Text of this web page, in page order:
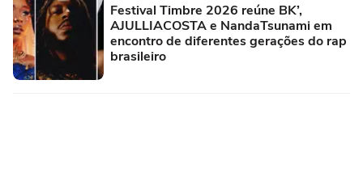
Festival Timbre 2026 reúne BK’,
AJULLIACOSTA e NandaTsunami em
encontro de diferentes gerações do rap
brasileiro